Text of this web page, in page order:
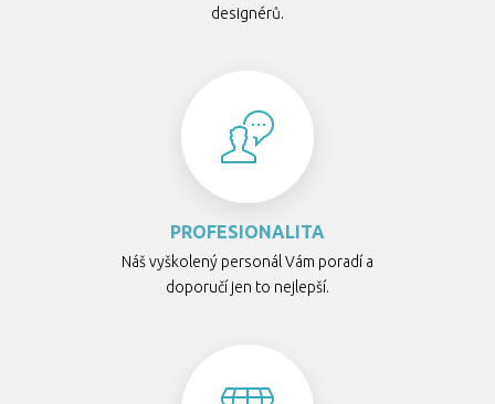
designérů.
PROFESIONALITA
Náš vyškolený personál Vám poradí a
doporučí jen to nejlepší.